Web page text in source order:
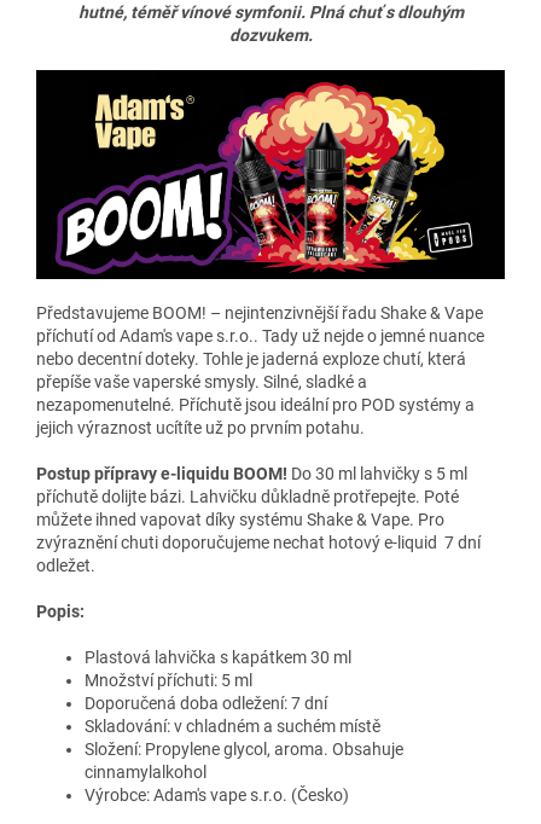
hutné, téměř vínové symfonii. Plná chuť s dlouhým
dozvukem.
Představujeme BOOM! – nejintenzivnější řadu Shake & Vape
příchutí od Adam's vape s.r.o.. Tady už nejde o jemné nuance
nebo decentní doteky. Tohle je jaderná exploze chutí, která
přepíše vaše vaperské smysly. Silné, sladké a
nezapomenutelné. Příchutě jsou ideální pro POD systémy a
jejich výraznost ucítíte už po prvním potahu.
Postup přípravy e-liquidu BOOM! Do 30 ml lahvičky s 5 ml
příchutě dolijte bázi. Lahvičku důkladně protřepejte. Poté
můžete ihned vapovat díky systému Shake & Vape. Pro
zvýraznění chuti doporučujeme nechat hotový e-liquid 7 dní
odležet.
Popis:
Plastová lahvička s kapátkem 30 ml
Množství příchuti: 5 ml
Doporučená doba odležení: 7 dní
Skladování: v chladném a suchém místě
Složení: Propylene glycol, aroma. Obsahuje
cinnamylalkohol
Výrobce: Adam's vape s.r.o. (Česko)